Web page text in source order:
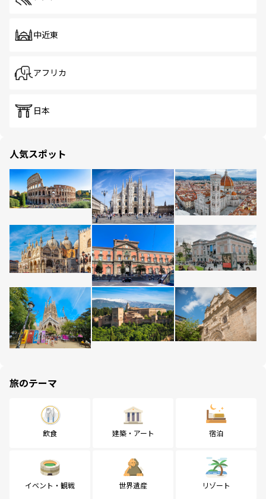
中近東
アフリカ
日本
人気スポット
旅のテーマ
飲食 建築・アート 宿泊
イベント・観戦 世界遺産 リゾート